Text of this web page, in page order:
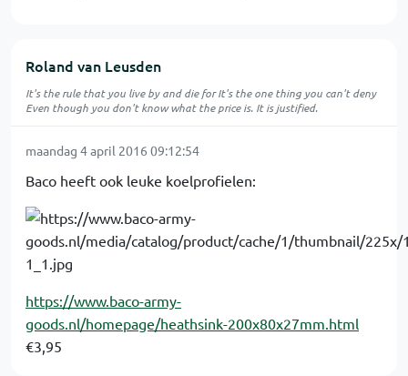
Roland van Leusden
It's the rule that you live by and die for It's the one thing you can't deny
Even though you don't know what the price is. It is justified.
maandag 4 april 2016 09:12:54
Baco heeft ook leuke koelprofielen:
https://www.baco-army-
goods.nl/homepage/heathsink-200x80x27mm.html
€3,95